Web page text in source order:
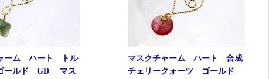
ーム ハート トル
ールド GD マス
マスクチャーム ハート 合成
チェリークォーツ ゴールド